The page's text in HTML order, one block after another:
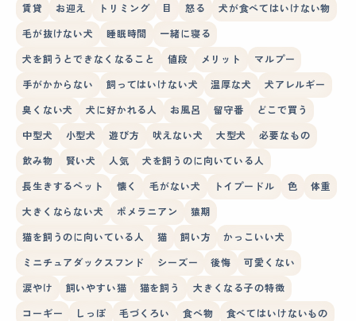
賃貸 お迎え トリミング 目 怒る 犬が食べてはいけない物
毛が抜けない犬 睡眠時間 一緒に寝る
犬を飼うとできなくなること 値段 メリット マルプー
手がかからない 飼ってはいけない犬 温厚な犬 犬アレルギー
臭くない犬 犬に好かれる人 お風呂 留守番 どこで買う
中型犬 小型犬 遊び方 吠えない犬 大型犬 必要なもの
飲み物 賢い犬 人気 犬を飼うのに向いている人
長生きするペット 懐く 毛がない犬 トイプードル 色 体重
大きくならない犬 ポメラニアン 猿期
猫を飼うのに向いている人 猫 飼い方 かっこいい犬
ミニチュアダックスフンド シーズー 後悔 可愛くない
涙やけ 飼いやすい猫 猫を飼う 大きくなる子の特徴
コーギー しっぽ 毛づくろい 食べ物 食べてはいけないもの